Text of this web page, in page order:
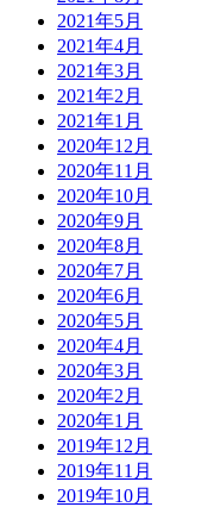
2021年5月
2021年4月
2021年3月
2021年2月
2021年1月
2020年12月
2020年11月
2020年10月
2020年9月
2020年8月
2020年7月
2020年6月
2020年5月
2020年4月
2020年3月
2020年2月
2020年1月
2019年12月
2019年11月
2019年10月